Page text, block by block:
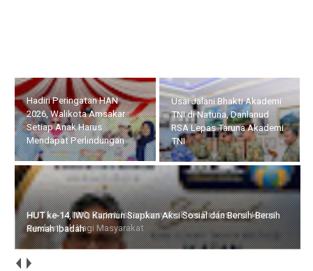
Usai Jalani Bhakti Akademi
TNI di Natuna, Danlanud
RSA Lepas Taruna Akademi
TNI
HUT ke-14 IWO, Bupati
Iskandarsyah : Pers
Profesional Harus
Berdampak bagi
Masyarakat
HUT ke-14, IWO Karimun Siapkan Aksi Sosial dan Bersih-Bersih
Rumah Ibadah